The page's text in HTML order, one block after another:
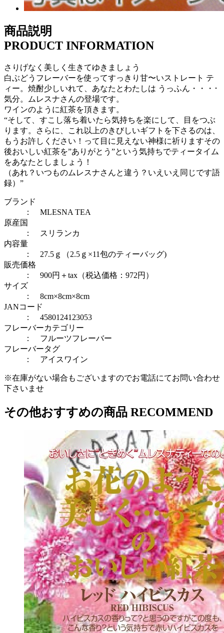
商品説明
PRODUCT INFORMATION
さりげなく美しく生きてゆきましょう
白ぶどうフレーバーを使ってすっきり甘〜いストレート テ
ィー。焼酎少しいれて、あなたとわたしは うっふん・・・･
気分。ムレスナさんの登場です。
ワインのように紅茶を頂きます。
“そして、すこし落ち着いたら気持ちを楽にして、目をつぶ
ります。さらに、これ以上のきびしいギフトを下さるのは、
もうお許しください！って目に見えない神様に祈りますその
後おいしい紅茶を”ありがとう”という気持ちでティータイム
をあなたとしましょう！
（あれ？いつものムレスナさんと違う？いえいえ同じです語
録）”
ブランド
： MLESNA TEA
原産国
： スリランカ
内容量
： 27.5ｇ（2.5ｇ×11包のティーバッグ)
販売価格
： 900円＋tax（税込価格：972円）
サイズ
： 8cm×8cm×8cm
JANコード
： 4580124123053
フレーバーカテゴリー
： フルーツフレーバー
フレーバータグ
： アイスワイン
※在庫がない場合もございますのでお電話にてお問い合わせ
下さいませ
その他おすすめの商品 RECOMMEND